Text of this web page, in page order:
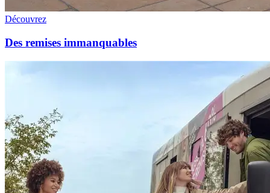
Découvrez
Des remises immanquables